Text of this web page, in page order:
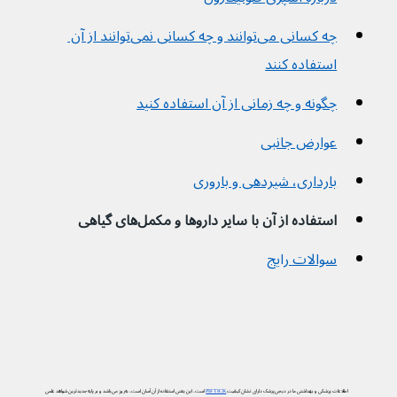
چه کسانی می‌توانند و چه کسانی نمی‌توانند از آن
استفاده کنند
چگونه و چه زمانی از آن استفاده کنید
عوارض جانبی
بارداری، شیردهی و باروری
استفاده از آن با سایر داروها و مکمل‌های گیاهی
سوالات رایج
اطلاعات پزشکی و بهداشتی ما در دیجی‌پزشک دارای نشان کیفیتPIF TICKاست. این یعنی استفاده از آن آسان است، به‌روز می‌باشد و بر پایه جدیدترین شواهد علمی